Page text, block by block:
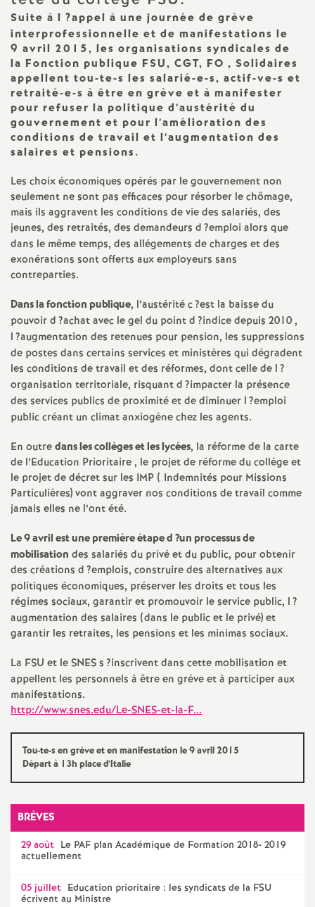
n
a
l
d
s
E
n
s
e
i
g
n
e
e
n
t
s
e
S
e
c
o
Suite à l ?appel à une journée de grève
interprofessionnelle et de manifestations le
9 avril 2015, les organisations syndicales de
la Fonction publique FSU, CGT, FO , Solidaires
appellent tou-te-s les salarié-e-s, actif-ve-s et
retraité-e-s à être en grève et à manifester
pour refuser la politique d’austérité du
gouvernement et pour l’amélioration des
conditions de travail et l’augmentation des
salaires et pensions.
Les choix économiques opérés par le gouvernement non
seulement ne sont pas efficaces pour résorber le chômage,
mais ils aggravent les conditions de vie des salariés, des
jeunes, des retraités, des demandeurs d?emploi alors que
dans le même temps, des allégements de charges et des
exonérations sont offerts aux employeurs sans
contreparties.
Dans la fonction publique, l’austérité c?est la baisse du
pouvoir d?achat avec le gel du point d?indice depuis 2010 ,
l?augmentation des retenues pour pension, les suppressions
de postes dans certains services et ministères qui dégradent
les conditions de travail et des réformes, dont celle de l?
organisation territoriale, risquant d?impacter la présence
des services publics de proximité et de diminuer l?emploi
public créant un climat anxiogène chez les agents.
En outredans les collèges et les lycées, la réforme de la carte
de l’Education Prioritaire , le projet de réforme du collège et
le projet de décret sur les IMP ( Indemnités pour Missions
Particulières) vont aggraver nos conditions de travail comme
jamais elles ne l’ont été.
Le 9 avril est une première étape d?un processus de
mobilisation des salariés du privé et du public, pour obtenir
des créations d?emplois, construire des alternatives aux
politiques économiques, préserver les droits et tous les
régimes sociaux, garantir et promouvoir le service public, l?
augmentation des salaires (dans le public et le privé) et
garantir les retraites, les pensions et les minimas sociaux.
La FSU et leSNESs?inscrivent dans cette mobilisation et
appellent les personnels à être en grève et à participer aux
manifestations.
http://www.snes.edu/Le-SNES-et-la-F...
Tou-te-s en grève et en manifestation le 9 avril 2015
Départ à 13h place d’Italie
BRÈVES
29 août Le PAF plan Académique de Formation 2018- 2019
actuellement
05 juillet Education prioritaire : les syndicats de la FSU
écrivent au Ministre